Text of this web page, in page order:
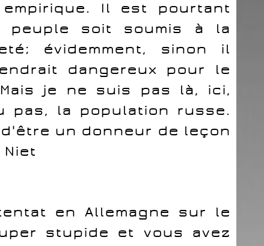
Il est pourtant
peuple soit soumis à la
évidemment, sinon il
dangereux pour le
je ne suis pas là, ici,
pas, la population russe.
un donneur de leçon
en Allemagne sur le
stupide et vous avez